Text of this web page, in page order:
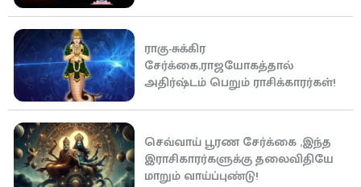
ராகு-சுக்கிர
சேர்க்கை,ராஜயோகத்தால்
அதிர்ஷ்டம் பெறும் ராசிக்காரர்கள்!
செவ்வாய் பூரண சேர்க்கை ,இந்த
இராசிகாரர்களுக்கு தலைவிதியே
மாறும் வாய்ப்புண்டு!